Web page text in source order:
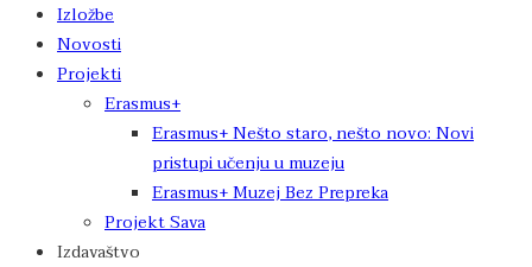
Izložbe
Novosti
Projekti
Erasmus+
Erasmus+ Nešto staro, nešto novo: Novi
pristupi učenju u muzeju
Erasmus+ Muzej Bez Prepreka
Projekt Sava
Izdavaštvo